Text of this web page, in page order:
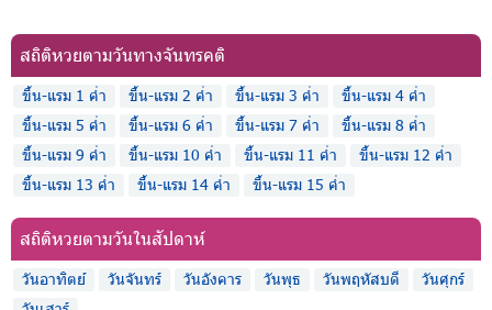
สถิติหวยตามวันทางจันทรคติ
ขึ้น-แรม 1 ค่ำ ขึ้น-แรม 2 ค่ำ ขึ้น-แรม 3 ค่ำ
ขึ้น-แรม 4 ค่ำ
ขึ้น-แรม 5 ค่ำ
ขึ้น-แรม 6 ค่ำ ขึ้น-แรม 7 ค่ำ
ขึ้น-แรม 8 ค่ำ
ขึ้น-แรม 9 ค่ำ
ขึ้น-แรม 10 ค่ำ ขึ้น-แรม 11 ค่ำ
ขึ้น-แรม 12 ค่ำ
ขึ้น-แรม 13 ค่ำ
ขึ้น-แรม 14 ค่ำ ขึ้น-แรม 15 ค่ำ
สถิติหวยตามวันในสัปดาห์
วันอาทิตย์ วันจันทร์ วันอังคาร วันพุธ วันพฤหัสบดี
วันศุกร์